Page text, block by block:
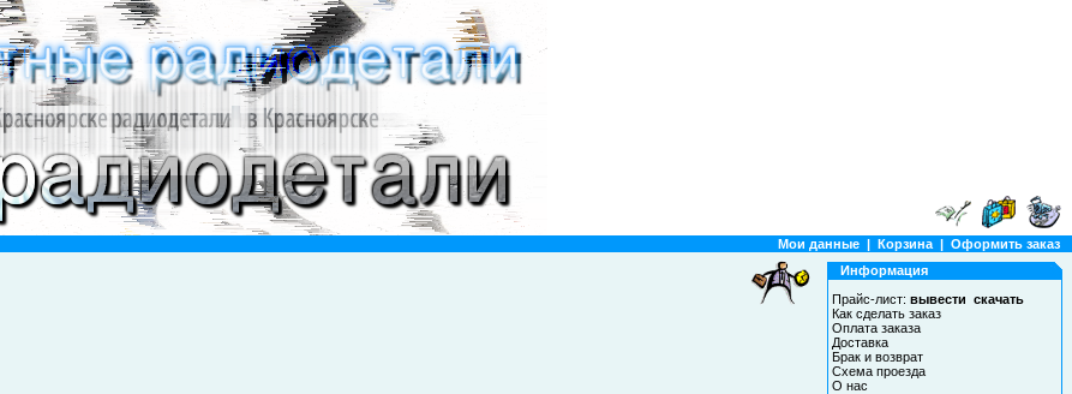
Мои данные | Корзина | Оформить заказ
Информация
Прайс-лист: вывести скачать
Как сделать заказ
Оплата заказа
Доставка
Брак и возврат
Схема проезда
О нас